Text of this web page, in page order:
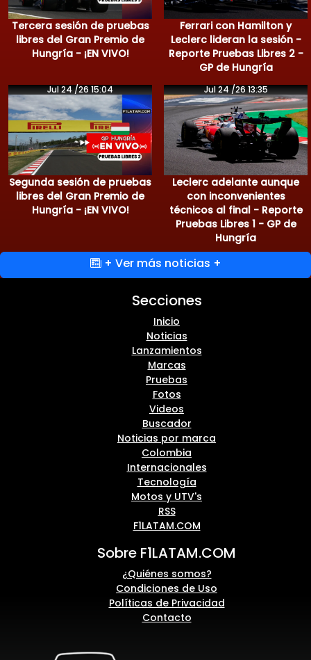
Tercera sesión de pruebas
libres del Gran Premio de
Hungría - ¡EN VIVO!
Ferrari con Hamilton y
Leclerc lideran la sesión -
Reporte Pruebas Libres 2 -
GP de Hungría
Jul 24 /26 15:04
Segunda sesión de pruebas
libres del Gran Premio de
Hungría - ¡EN VIVO!
Jul 24 /26 13:35
Leclerc adelante aunque
con inconvenientes
técnicos al final - Reporte
Pruebas Libres 1 - GP de
Hungría
+ Ver más noticias +
Secciones
Inicio
Noticias
Lanzamientos
Marcas
Pruebas
Fotos
Videos
Buscador
Noticias por marca
Colombia
Internacionales
Tecnología
Motos y UTV's
RSS
F1LATAM.COM
Sobre F1LATAM.COM
¿Quiénes somos?
Condiciones de Uso
Políticas de Privacidad
Contacto